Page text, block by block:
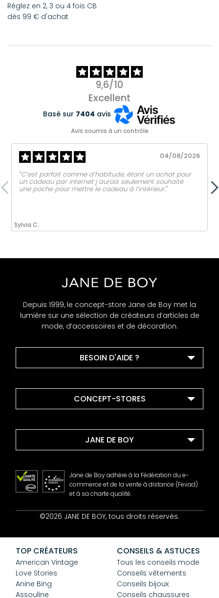
Réglez en 2, 3 ou 4 fois CB
dès 99 € d'achat
9,6/10
Excellent
Basé sur 7404 avis
Avis soumis à un contrôle
Sylvia C.
04/08/2026
‟C’est parfait comme d’habitude, étant un achat pour
un cadeau par internet j aurais seulement souhaité
une poche pour mettre le cadeau à l’intérieur.ˮ
Depuis 1999, le concept-store Jane de Boy met la
lumière sur une sélection de créateurs d’articles de
mode, d’accessoires et de décoration.
BESOIN D'AIDE ?
CONCEPT-STORES
JANE DE BOY
Contact
CGV
Confidentialité
Cookies
Jane de Boy adhère à la Fédération du e-
commerce et de la vente à distance (Fevad)
et à sa charte qualité.
©2026 JANE DE BOY, tous droits réservés.
TOP CRÉATEURS
American Vintage
Love Stories
Anine Bing
Assouline
CONSEILS & ASTUCES
Tous les conseils mode
Conseils vêtements
Conseils bijoux
Conseils chaussures